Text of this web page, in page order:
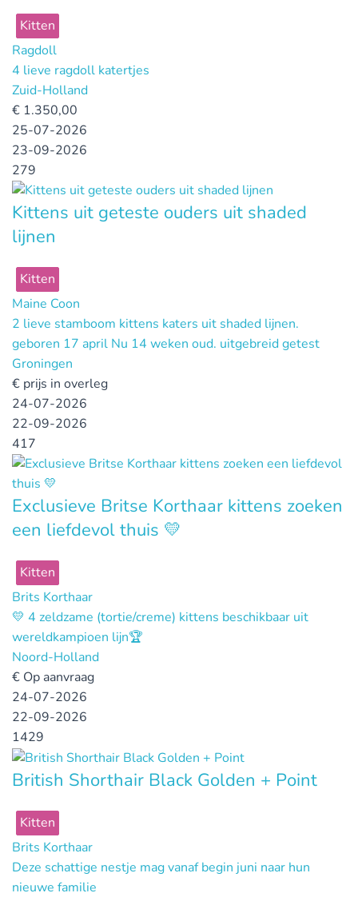
Kitten
Ragdoll
4 lieve ragdoll katertjes
Zuid-Holland
€ 1.350,00
25-07-2026
23-09-2026
279
Kittens uit geteste ouders uit shaded
lijnen
Kitten
Maine Coon
2 lieve stamboom kittens katers uit shaded lijnen.
geboren 17 april Nu 14 weken oud. uitgebreid getest
Groningen
€ prijs in overleg
24-07-2026
22-09-2026
417
Exclusieve Britse Korthaar kittens zoeken
een liefdevol thuis 💛
Kitten
Brits Korthaar
💛 4 zeldzame (tortie/creme) kittens beschikbaar uit
wereldkampioen lijn🏆
Noord-Holland
€ Op aanvraag
24-07-2026
22-09-2026
1429
British Shorthair Black Golden + Point
Kitten
Brits Korthaar
Deze schattige nestje mag vanaf begin juni naar hun
nieuwe familie